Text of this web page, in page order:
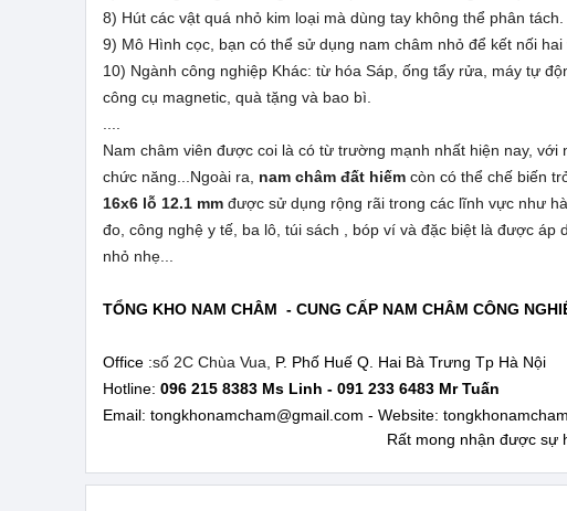
8) Hút các vật quá nhỏ kim loại mà dùng tay không thể phân tách.
9) Mô Hình cọc, bạn có thể sử dụng nam châm nhỏ để kết nối hai
10) Ngành công nghiệp Khác: từ hóa Sáp, ống tẩy rửa, máy tự
công cụ magnetic, quà tặng và bao bì.
....
Nam châm viên được coi là có từ trường mạnh nhất hiện nay,
chức năng...Ngoài ra, nam châm đất hiếm còn có thể chế biến
16x6 lỗ 12.1 mm được sử dụng rộng rãi trong các lĩnh vực như
đo, công nghệ y tế, ba lô, túi sách , bóp ví và đặc biệt là được
nhỏ nhẹ...
TỔNG KHO NAM CHÂM - CUNG CẤP NAM CHÂM CÔNG
Office :số 2C Chùa Vua, P. Phố Huế Q. Hai Bà Trưng Tp Hà Nội
Hotline: 096 215 8383 Ms Linh - 091 233 6483 Mr Tuấn
Email: tongkhonamcham@gmail.com - Website:
Rất mong nhận được sự